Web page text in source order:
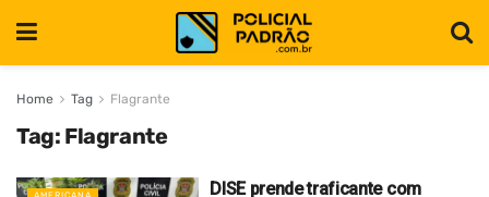
Home Tag Flagrante
Tag: Flagrante
DISE prende traficante com